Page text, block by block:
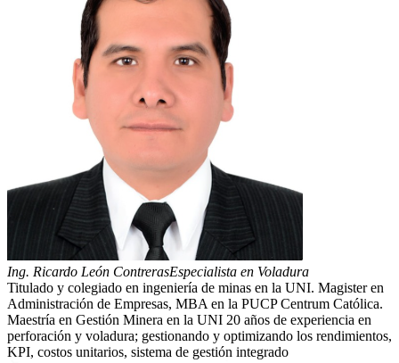
Ing. Ricardo León ContrerasEspecialista en Voladura
Titulado y colegiado en ingeniería de minas en la UNI. Magister en
Administración de Empresas, MBA en la PUCP Centrum Católica.
Maestría en Gestión Minera en la UNI 20 años de experiencia en
perforación y voladura; gestionando y optimizando los rendimientos,
KPI, costos unitarios, sistema de gestión integrado